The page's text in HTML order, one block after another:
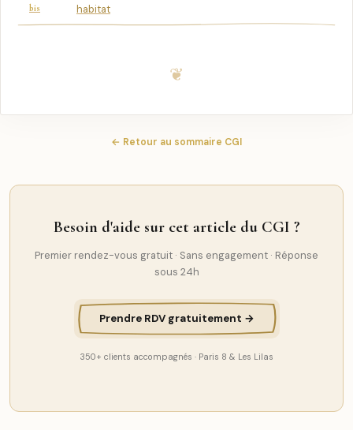
bis
habitat
← Retour au sommaire CGI
Besoin d'aide sur cet article du CGI ?
Premier rendez-vous gratuit · Sans engagement · Réponse
sous 24h
Prendre RDV gratuitement →
350+ clients accompagnés · Paris 8 & Les Lilas